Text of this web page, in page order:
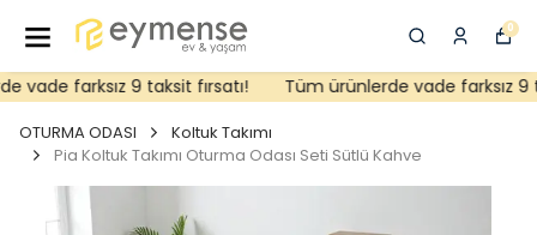
0
vade farksız 9 taksit fırsatı! Tüm ürünlerde vade farksız 9
OTURMA ODASI
Koltuk Takımı
Pia Koltuk Takımı Oturma Odası Seti Sütlü Kahve